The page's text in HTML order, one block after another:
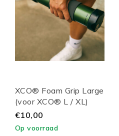
XCO® Foam Grip Large
(voor XCO® L / XL)
€10,00
Op voorraad